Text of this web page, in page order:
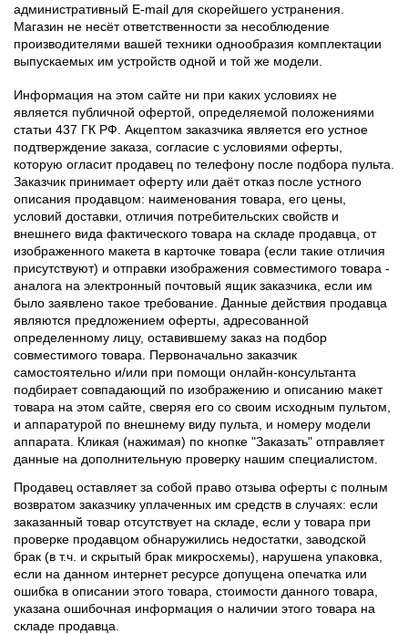
административный E-mail для скорейшего устранения.
Магазин не несёт ответственности за несоблюдение
производителями вашей техники однообразия комплектации
выпускаемых им устройств одной и той же модели.
Информация на этом сайте ни при каких условиях не
является публичной офертой, определяемой положениями
статьи 437 ГК РФ. Акцептом заказчика является его устное
подтверждение заказа, согласие с условиями оферты,
которую огласит продавец по телефону после подбора пульта.
Заказчик принимает оферту или даёт отказ после устного
описания продавцом: наименования товара, его цены,
условий доставки, отличия потребительских свойств и
внешнего вида фактического товара на складе продавца, от
изображенного макета в карточке товара (если такие отличия
присутствуют) и отправки изображения совместимого товара -
аналога на электронный почтовый ящик заказчика, если им
было заявлено такое требование. Данные действия продавца
являются предложением оферты, адресованной
определенному лицу, оставившему заказ на подбор
совместимого товара. Первоначально заказчик
самостоятельно и/или при помощи онлайн-консультанта
подбирает совпадающий по изображению и описанию макет
товара на этом сайте, сверяя его со своим исходным пультом,
и аппаратурой по внешнему виду пульта, и номеру модели
аппарата. Кликая (нажимая) по кнопке "Заказать" отправляет
данные на дополнительную проверку нашим специалистом.
Продавец оставляет за собой право отзыва оферты с полным
возвратом заказчику уплаченных им средств в случаях: если
заказанный товар отсутствует на складе, если у товара при
проверке продавцом обнаружились недостатки, заводской
брак (в т.ч. и скрытый брак микросхемы), нарушена упаковка,
если на данном интернет ресурсе допущена опечатка или
ошибка в описании этого товара, стоимости данного товара,
указана ошибочная информация о наличии этого товара на
складе продавца.